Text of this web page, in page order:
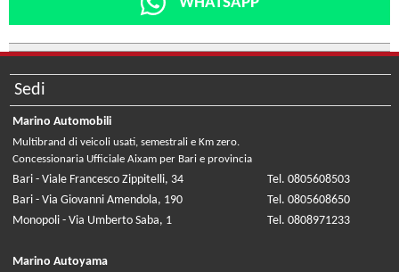
Sedi
Marino Automobili
Multibrand di veicoli usati, semestrali e Km zero.
Concessionaria Ufficiale Aixam per Bari e provincia
Bari - Viale Francesco Zippitelli, 34
Tel. 0805608503
Bari - Via Giovanni Amendola, 190
Tel. 0805608650
Monopoli - Via Umberto Saba, 1
Tel. 0808971233
Marino Autoyama